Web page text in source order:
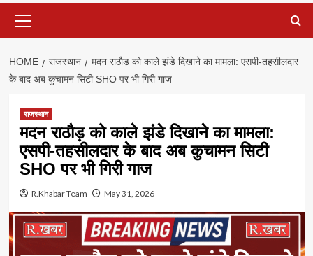
Menu
HOME राजस्थान
मदन राठौड़ को काले झंडे दिखाने का मामला: एसपी-तहसीलदार
के बाद अब कुचामन सिटी SHO पर भी गिरी गाज
राजस्थान
मदन राठौड़ को काले झंडे दिखाने का मामला:
एसपी-तहसीलदार के बाद अब कुचामन सिटी
SHO पर भी गिरी गाज
R.Khabar Team May 31, 2026